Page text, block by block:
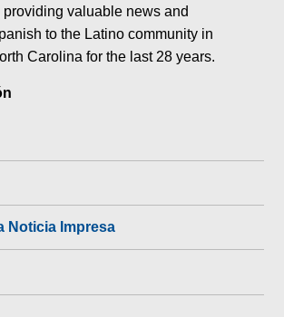
valuable news and
to the Latino community in
Carolina for the last 28 years.
Noticia Impresa